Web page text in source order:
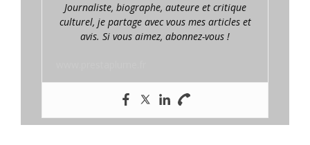
Journaliste, biographe, auteure et critique
culturel, je partage avec vous mes articles et
avis. Si vous aimez, abonnez-vous !